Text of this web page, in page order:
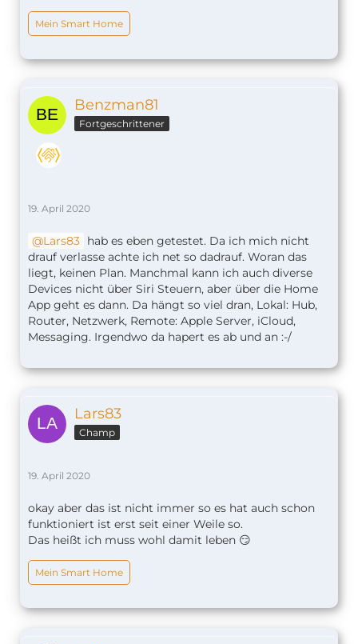
Mein Smart Home
Benzman81
Fortgeschrittener
19. April 2020
Lars83 hab es eben getestet. Da ich mich nicht
drauf verlasse achte ich net so dadrauf. Woran das
liegt, keinen Plan. Manchmal kann ich auch diverse
Devices nicht über Siri Steuern, aber über die Home
App geht es dann. Da hängt so viel dran, Lokal: Hub,
Router, Netzwerk, Remote: Apple Server, iCloud,
Messaging. Irgendwo da hapert es ab und an :-/
Lars83
Champ
19. April 2020
okay aber das ist nicht immer so es hat auch schon
funktioniert ist erst seit einer Weile so.
Das heißt ich muss wohl damit leben 😏
Mein Smart Home